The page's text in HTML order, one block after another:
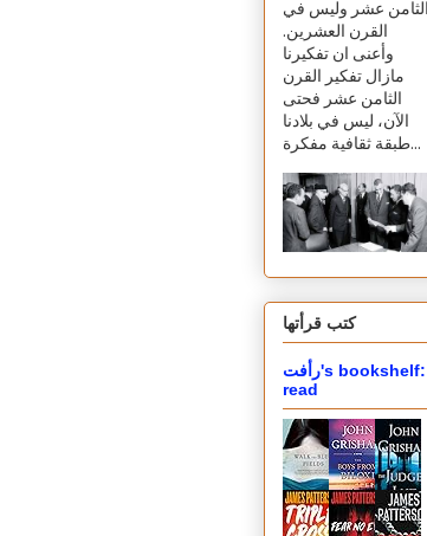
الثامن عشر وليس في
القرن العشرين.
وأعنى ان تفكيرنا
مازال تفكير القرن
الثامن عشر فحتى
الآن، ليس في بلادنا
طبقة ثقافية مفكرة...
كتب قرأتها
رأفت's bookshelf:
read